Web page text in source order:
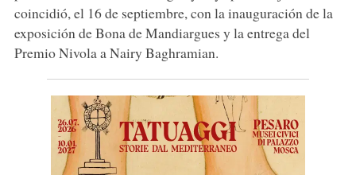
coincidió, el 16 de septiembre, con la inauguración de la
exposición de Bona de Mandiargues y la entrega del
Premio Nivola a Nairy Baghramian.